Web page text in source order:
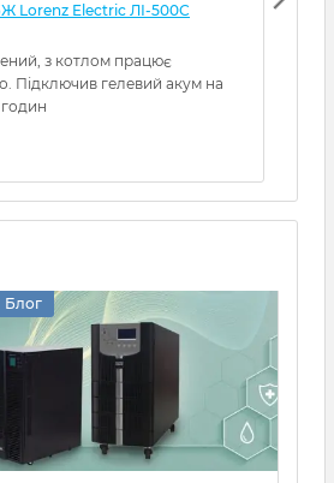
Lorenz Electric ЛІ-500С
з котлом працює
Підключив гелевий акум на
Блог